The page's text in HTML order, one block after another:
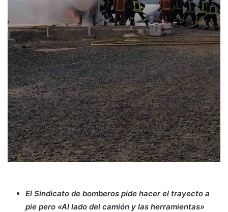
El Sindicato de bomberos pide hacer el trayecto a
pie pero «Al lado del camión y las herramientas»